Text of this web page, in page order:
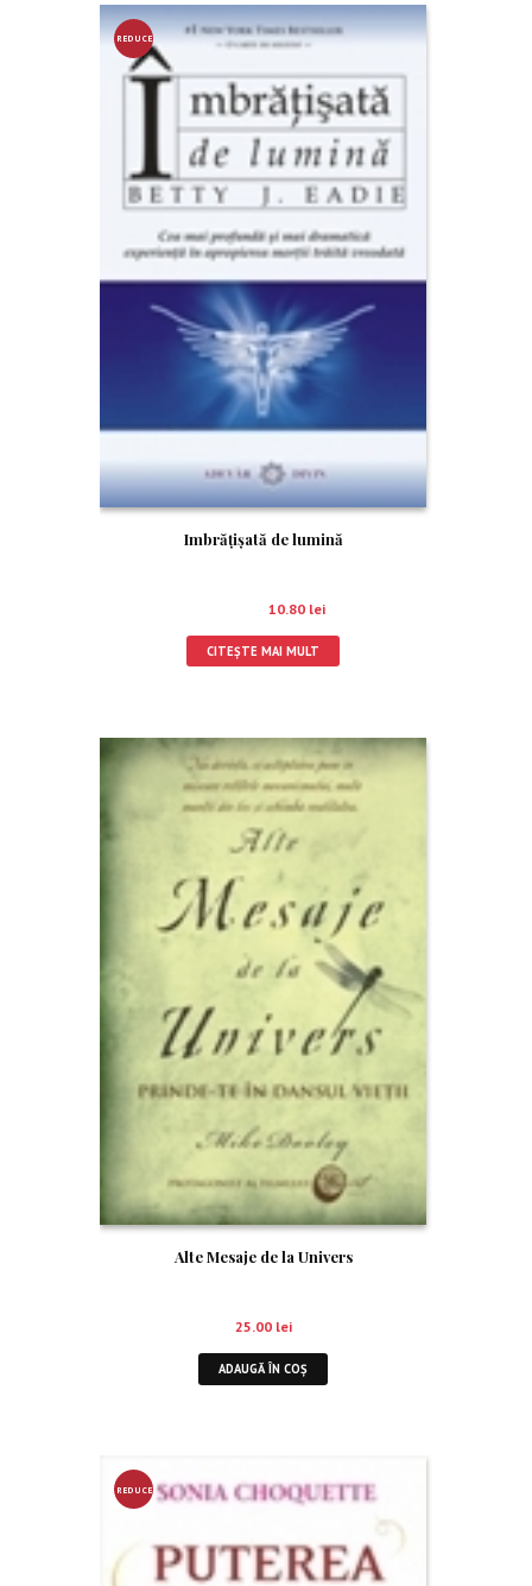
REDUCE
RE!
Imbrăţişată de lumină
10.80 lei
CITEȘTE MAI MULT
Alte Mesaje de la Univers
25.00 lei
ADAUGĂ ÎN COȘ
REDUCE